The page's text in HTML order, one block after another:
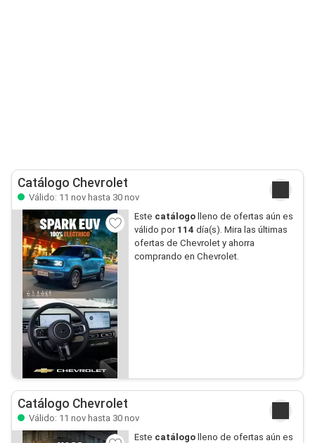
Catálogo Chevrolet
Válido: 11 nov hasta 30 nov
Este catálogolleno de ofertas aún es
válido por 114 día(s). Mira las últimas
ofertas de Chevrolet y ahorra
comprando en Chevrolet.
Catálogo Chevrolet
Válido: 11 nov hasta 30 nov
Este catálogolleno de ofertas aún es